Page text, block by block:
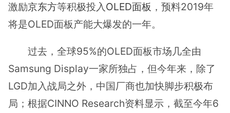
激励京东方等积极投入OLED面板 ，预料2019年
将是OLED面板产能大爆发的一年。
过去，全球95%的OLED面板市场几全由
Samsung Display一家所独占，但今年来，除了
LGD加入战局之外，中国厂商也加快脚步积极布
局；根据CINNO Research资料显示，截至今年6